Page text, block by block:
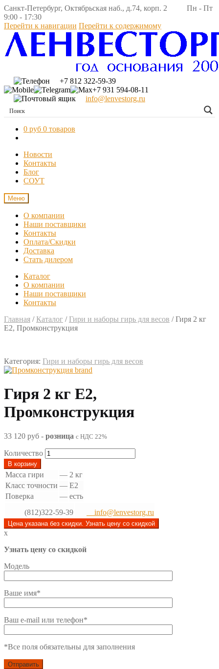
Санкт-Петербург, Октябрьская наб., д.74, корп. 2 Пн - Пт
9:00 - 17:30
Перейти к навигации Перейти к содержимому
+7 812 322-59-39
+7 931 594-08-11
info@lenvestorg.ru
0 руб 0 товаров
Новости
Контакты
Блог
СОУТ
Меню
О компании
Наши поставщики
Контакты
Оплата/Скидки
Доставка
Стать дилером
Каталог
О компании
Наши поставщики
Контакты
Главная / Каталог / Гири и наборы гирь для весов /Гиря 2 кг
Е2, Промконструкция
Категория: Гири и наборы гирь для весов
Гиря 2 кг Е2,
Промконструкция
33 120 руб - розница с НДС 22%
Количество
В корзину
Масса гири — 2 кг
Класс точности — Е2
Поверка
— есть
(812)322-59-39
info@lenvestorg.ru
Цена указана без скидки. Узнать цену со скидкой
x
Узнать цену со скидкой
Модель
Ваше имя*
Ваш e-mail или телефон*
*Все поля обязательны для заполнения